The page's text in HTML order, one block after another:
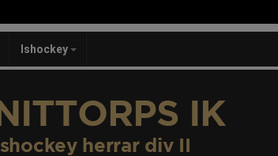
Ishockey
NITTORPS IK
Ishockey herrar div II